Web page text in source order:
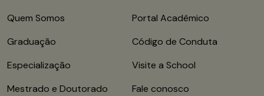
Quem Somos
Graduação
Especialização
Mestrado e Doutorado
Portal Acadêmico
Código de Conduta
Visite a School
Fale conosco